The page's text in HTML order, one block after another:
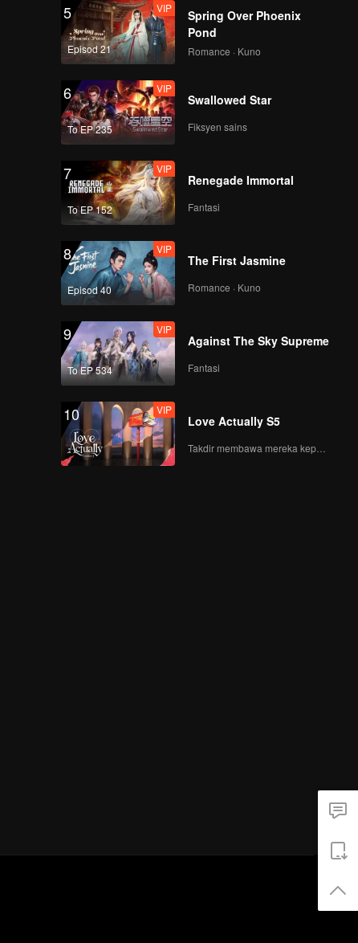
5
Episod 21
VIP
Spring Over Phoenix
Pond
Romance · Kuno
6
To EP 235
VIP
Swallowed Star
Fiksyen sains
7
To EP 152
VIP
Renegade Immortal
Fantasi
8
Episod 40
VIP
The First Jasmine
Romance · Kuno
9
To EP 534
VIP
Against The Sky Supreme
Fantasi
10 VIP
Love Actually S5
Takdir membawa mereka kepada cinta yang tulus!